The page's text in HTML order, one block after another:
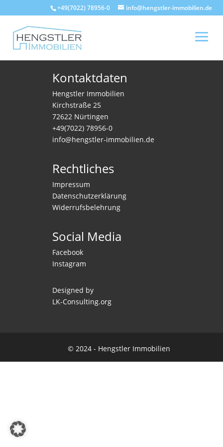
+49(7022) 78956-0 info@hengstler-immobilien.de
Kontaktdaten
Hengstler Immobilien
Kirchstraße 25
72622 Nürtingen
+49(7022) 78956-0
info@hengstler-immobilien.de
Rechtliches
Impressum
Datenschutzerklärung
Widerrufsbelehrung
Social Media
Facebook
Instagram
Designed by
LK-Consulting.org
© 2024 - Hengstler Immobilien